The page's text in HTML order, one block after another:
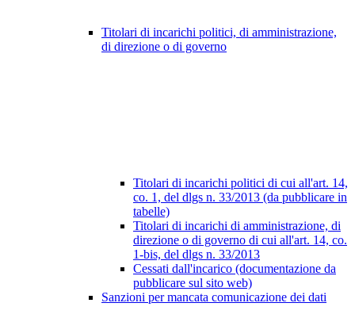
Titolari di incarichi politici, di amministrazione,
di direzione o di governo
Titolari di incarichi politici di cui all'art. 14,
co. 1, del dlgs n. 33/2013 (da pubblicare in
tabelle)
Titolari di incarichi di amministrazione, di
direzione o di governo di cui all'art. 14, co.
1-bis, del dlgs n. 33/2013
Cessati dall'incarico (documentazione da
pubblicare sul sito web)
Sanzioni per mancata comunicazione dei dati